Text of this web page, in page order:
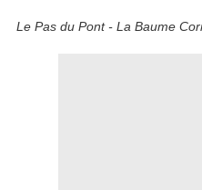
Le Pas du Pont - La Baume